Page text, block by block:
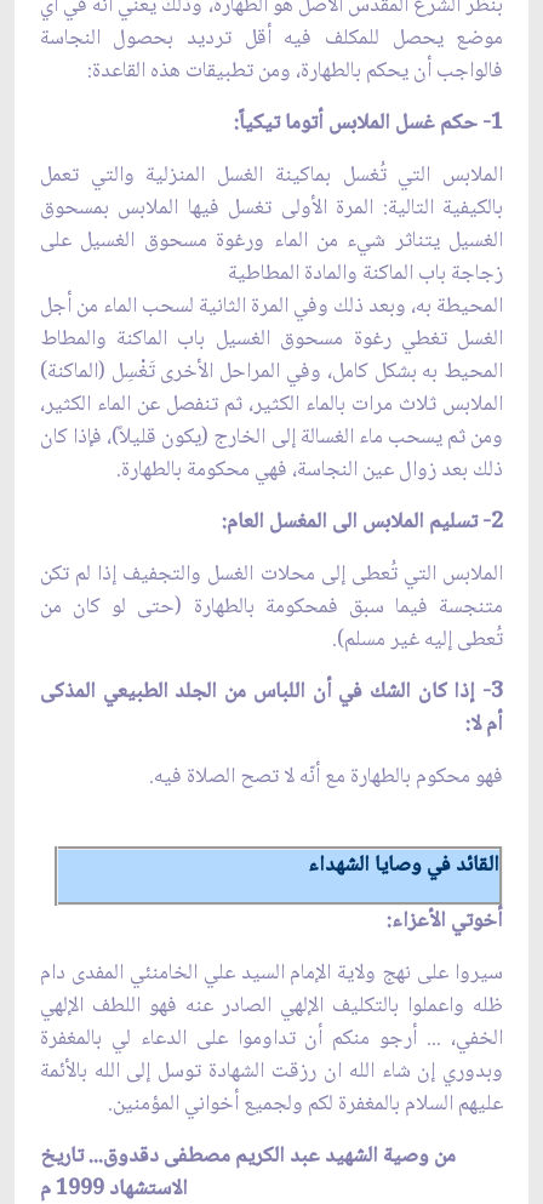
موضع يحصل للمكلف فيه أقل ترديد بحصول النجاسة
فالواجب أن يحكم بالطهارة، ومن تطبيقات هذه القاعدة:
1- حكم غسل الملابس أتوما تيكياً:
الملابس التي تُغسل بماكينة الغسل المنزلية والتي تعمل
بالكيفية التالية: المرة الأولى تغسل فيها الملابس بمسحوق
الغسيل يتناثر شي‏ء من الماء ورغوة مسحوق الغسيل على‏
زجاجة باب الماكنة والمادة المطاطية
المحيطة به، وبعد ذلك وفي المرة الثانية لسحب الماء من أجل
الغسل تغطي رغوة مسحوق الغسيل باب الماكنة والمطاط
المحيط به بشكل كامل، وفي المراحل الأخرى‏ تَغْسِل (الماكنة)
الملابس ثلاث مرات بالماء الكثير، ثم تنفصل عن الماء الكثير،
ومن ثم يسحب ماء الغسالة إلى‏ الخارج (يكون قليلاً)، فإذا كان
ذلك بعد زوال عين النجاسة، فهي محكومة بالطهارة.
2- تسليم الملابس الى المغسل العام:
الملابس التي تُعطى إلى‏ محلات الغسل والتجفيف إذا لم تكن
متنجسة فيما سبق فمحكومة بالطهارة (حتى لو كان من
تُعطى‏ إليه غير مسلم).
3- إذا كان الشك في أن اللباس من الجلد الطبيعي المذكى
أم لا:
فهو محكوم بالطهارة مع أنّه لا تصح الصلاة فيه.
القائد في وصايا الشهداء
أخوتي الأعزاء:
سيروا على نهج ولاية الإمام السيد علي الخامنئي المفدى دام
ظله واعملوا بالتكليف الإلهي الصادر عنه فهو اللطف الإلهي
الخفي، ... أرجو منكم أن تداوموا على الدعاء لي بالمغفرة
وبدوري إن شاء الله ان رزقت الشهادة توسل إلى الله بالأئمة
عليهم السلام بالمغفرة لكم ولجميع أخواني المؤمنين.
من وصية الشهيد عبد الكريم مصطفى دقدوق... تاريخ
الاستشهاد 1999 م